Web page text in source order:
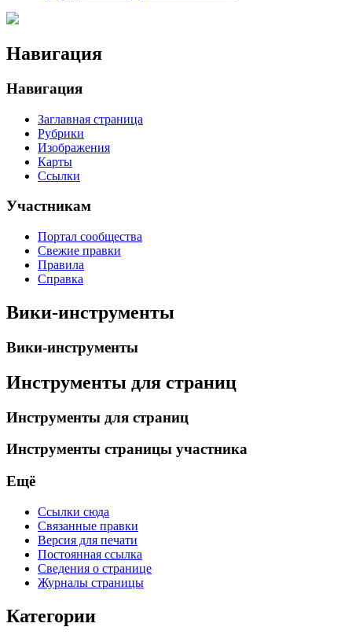
Навигация
Навигация
Заглавная страница
Рубрики
Изображения
Карты
Ссылки
Участникам
Портал сообщества
Свежие правки
Правила
Справка
Вики-инструменты
Вики-инструменты
Инструменты для страниц
Инструменты для страниц
Инструменты страницы участника
Ещё
Ссылки сюда
Связанные правки
Версия для печати
Постоянная ссылка
Сведения о странице
Журналы страницы
Категории